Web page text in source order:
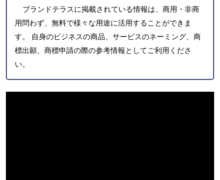
ブランドテラスに掲載されている情報は、商用・非商
用問わず、無料で様々な用途に活用することができま
す。 自身のビジネスの商品、サービスのネーミング、商
標出願、商標申請の際の参考情報としてご利用くださ
い。